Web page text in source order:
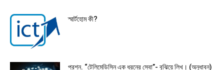
স্মার্টহোম কী?
প্রশ্ন. “টেলিমেডিসিন এক ধরনের সেবা”- বুঝিয়ে লিখ। (অনুধাবন)